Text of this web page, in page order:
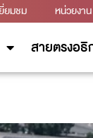
ยมชม หน่วยงาน
สายตรงอธิ